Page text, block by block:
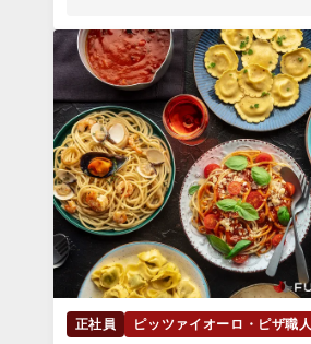
正社員 ピッツァイオーロ・ピザ職人